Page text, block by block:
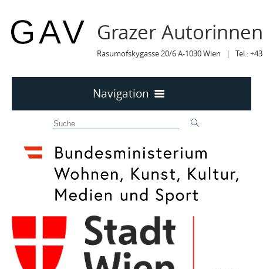
Grazer
Rasumofskygasse 20/6 A-1030 Wien | Tel.:
Navigation
MITTEILUNGEN
MITTEILUNGEN Archiv
TERMINE
TERMINE sortiert
LYRIK IM MÄRZ
MITGLIEDER